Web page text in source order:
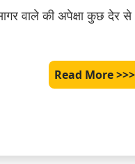
वाले की अपेक्षा कुछ देर
Read More >>>